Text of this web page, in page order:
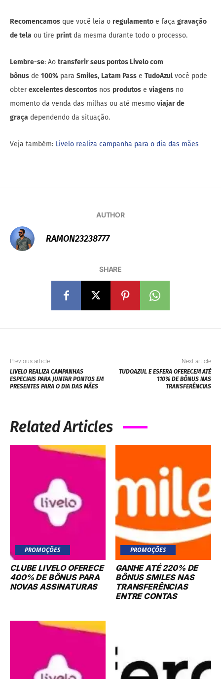
Recomencamos que você leia o regulamento e faça gravação
de tela ou tire printda mesma durante todo o processo.
Lembre-se: Ao transferir seus pontos Livelo com
bônus de 100% para Smiles, Latam Pass e TudoAzul você pode
obterexcelentes descontos nos produtos e viagens no
momento da venda das milhas ou até mesmo viajar de
graça dependendo da situação.
Veja também: Livelo realiza campanha para o dia das mães
AUTHOR
RAMON23238777
SHARE
Previous article
LIVELO REALIZA CAMPANHAS
ESPECIAIS PARA JUNTAR PONTOS EM
PRESENTES PARA O DIA DAS MÃES
Next article
TUDOAZUL E ESFERA OFERECEM ATÉ
110% DE BÔNUS NAS
TRANSFERÊNCIAS
Related Articles
PROMOÇÕES
CLUBE LIVELO OFERECE
400% DE BÔNUS PARA
NOVAS ASSINATURAS
PROMOÇÕES
GANHE ATÉ 220% DE
BÔNUS SMILES NAS
TRANSFERÊNCIAS
ENTRE CONTAS